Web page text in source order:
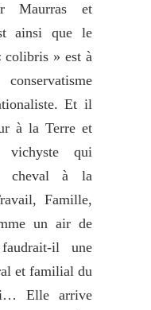
Maurras et
ainsi que le
colibris » est à
Et il
à la Terre et
vichyste qui
cheval à la
Famille,
un air de
il une
et familial du
Elle arrive